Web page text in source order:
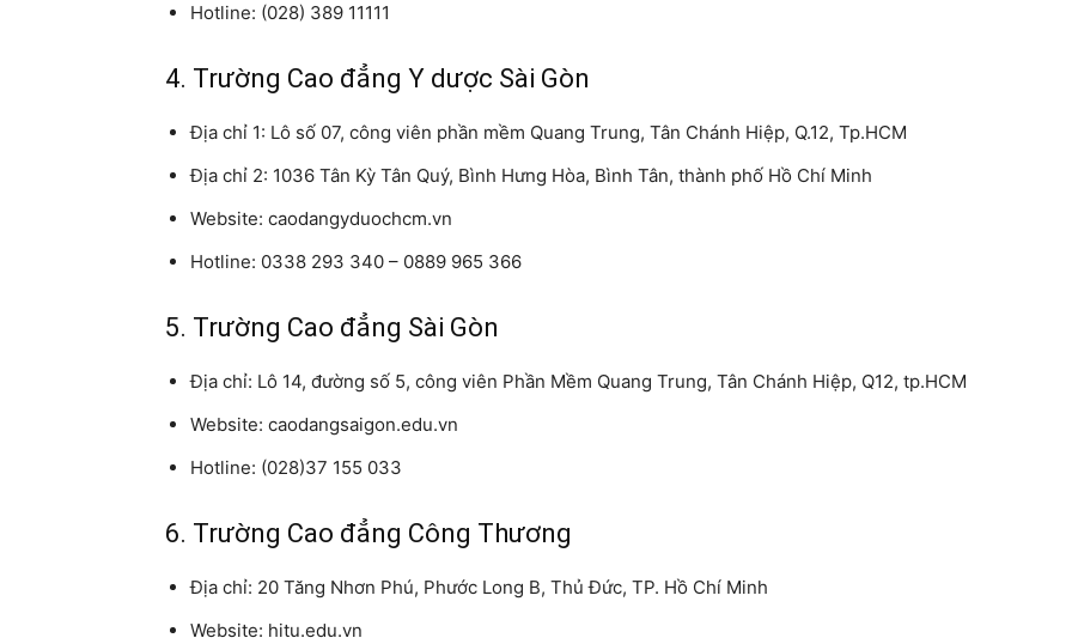
Hotline: (028) 389 11111
4. Trường Cao đẳng Y dược Sài Gòn
Địa chỉ 1: Lô số 07, công viên phần mềm Quang Trung, Tân Chánh Hiệp, Q.12, Tp.HCM
Địa chỉ 2: 1036 Tân Kỳ Tân Quý, Bình Hưng Hòa, Bình Tân, thành phố Hồ Chí Minh
Website: caodangyduochcm.vn
Hotline: 0338 293 340 – 0889 965 366
5. Trường Cao đẳng Sài Gòn
Địa chỉ: Lô 14, đường số 5, công viên Phần Mềm Quang Trung, Tân Chánh Hiệp, Q12, tp.HCM
Website: caodangsaigon.edu.vn
Hotline: (028)37 155 033
6. Trường Cao đẳng Công Thương
Địa chỉ: 20 Tăng Nhơn Phú, Phước Long B, Thủ Đức, TP. Hồ Chí Minh
Website: hitu.edu.vn